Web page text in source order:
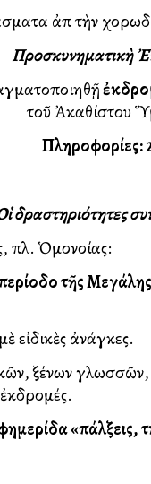
τὴν χορωδία
Προσκυνηματικὴ
τοῦ Ἀκαθίστου
Πληροφορίες:
δραστηριότητες
πλ. Ὁμονοίας:
τῆς
εἰδικὲς ἀνάγκες.
ξένων γλωσσῶν,